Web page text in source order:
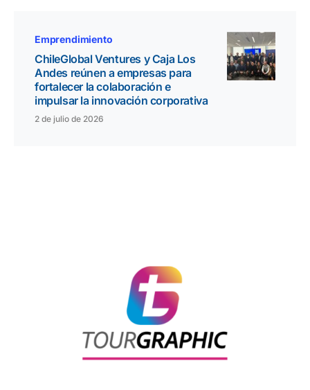
Emprendimiento
ChileGlobal Ventures y Caja Los
Andes reúnen a empresas para
fortalecer la colaboración e
impulsar la innovación corporativa
2 de julio de 2026